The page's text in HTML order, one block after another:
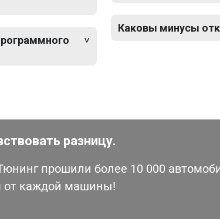
Каковы минусы
разницу.
прошили более 10 000
от каждой машины!